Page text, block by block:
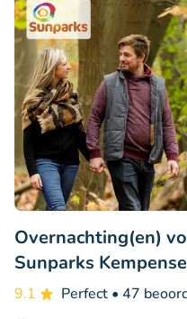
Overnachting(en)
Sunparks
9.1 Perfect • 47